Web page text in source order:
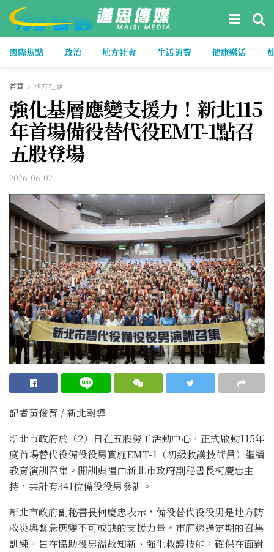
國際焦點 政治 地方社會 生活消費 健康樂活
首頁 地方社會
強化基層應變支援力！新北115
年首場備役替代役EMT-1點召
五股登場
2026-06-02
記者黃俊育 / 新北報導
新北市政府於（2）日在五股勞工活動中心，正式啟動115年
度首場替代役備役役男實施EMT-1（初級救護技術員）繼續
教育演訓召集。開訓典禮由新北市政府副秘書長柯慶忠主
持，共計有341位備役役男參訓。
新北市政府副秘書長柯慶忠表示，備役替代役役男是地方防
救災與緊急應變不可或缺的支援力量。市府透過定期的召集
訓練，旨在協助役男溫故知新、強化救護技能，確保在面對